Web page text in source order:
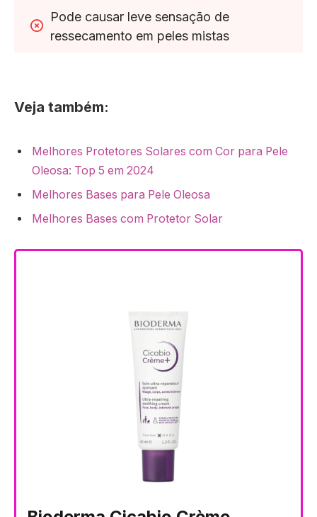
Pode causar leve sensação de
ressecamento em peles mistas
Veja também:
Melhores Protetores Solares com Cor para Pele
Oleosa: Top 5 em 2024
Melhores Bases para Pele Oleosa
Melhores Bases com Protetor Solar